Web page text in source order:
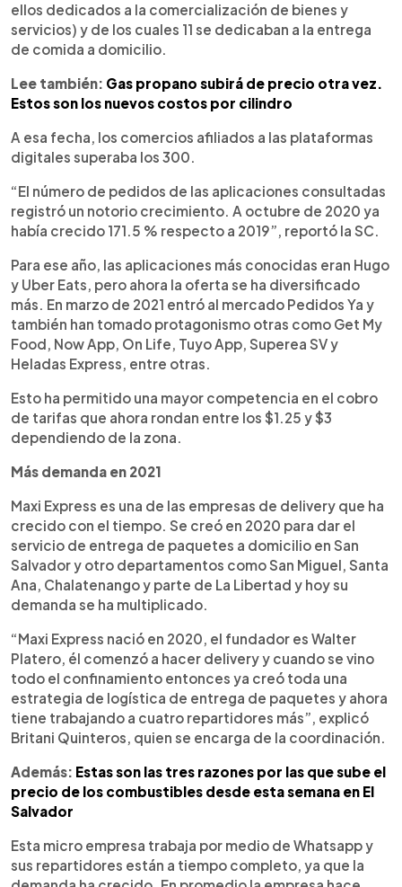
ellos dedicados a la comercialización de bienes y
servicios) y de los cuales 11 se dedicaban a la entrega
de comida a domicilio.
Lee también: Gas propano subirá de precio otra vez.
Estos son los nuevos costos por cilindro
A esa fecha, los comercios afiliados a las plataformas
digitales superaba los 300.
“El número de pedidos de las aplicaciones consultadas
registró un notorio crecimiento. A octubre de 2020 ya
había crecido 171.5 % respecto a 2019”, reportó la SC.
Para ese año, las aplicaciones más conocidas eran Hugo
y Uber Eats, pero ahora la oferta se ha diversificado
más. En marzo de 2021 entró al mercado Pedidos Ya y
también han tomado protagonismo otras como Get My
Food, Now App, On Life, Tuyo App, Superea SV y
Heladas Express, entre otras.
Esto ha permitido una mayor competencia en el cobro
de tarifas que ahora rondan entre los $1.25 y $3
dependiendo de la zona.
Más demanda en 2021
Maxi Express es una de las empresas de delivery que ha
crecido con el tiempo. Se creó en 2020 para dar el
servicio de entrega de paquetes a domicilio en San
Salvador y otro departamentos como San Miguel, Santa
Ana, Chalatenango y parte de La Libertad y hoy su
demanda se ha multiplicado.
“Maxi Express nació en 2020, el fundador es Walter
Platero, él comenzó a hacer delivery y cuando se vino
todo el confinamiento entonces ya creó toda una
estrategia de logística de entrega de paquetes y ahora
tiene trabajando a cuatro repartidores más”, explicó
Britani Quinteros, quien se encarga de la coordinación.
Además: Estas son las tres razones por las que sube el
precio de los combustibles desde esta semana en El
Salvador
Esta micro empresa trabaja por medio de Whatsapp y
sus repartidores están a tiempo completo, ya que la